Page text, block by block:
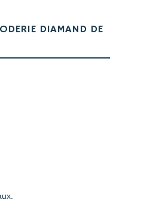
DIAMAND DE